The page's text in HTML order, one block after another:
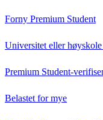
Forny Premium Student
Universitet eller
Premium Student-
Belastet for mye